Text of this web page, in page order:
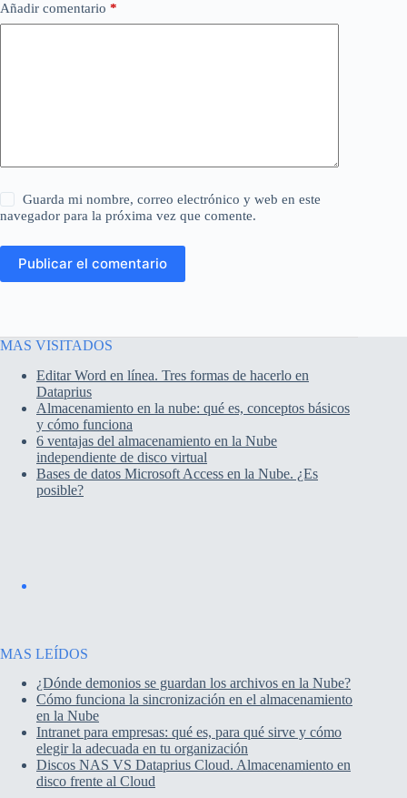
Añadir comentario *
Guarda mi nombre, correo electrónico y web en este
navegador para la próxima vez que comente.
Publicar el comentario
MAS VISITADOS
Editar Word en línea. Tres formas de hacerlo en
Dataprius
Almacenamiento en la nube: qué es, conceptos básicos
y cómo funciona
6 ventajas del almacenamiento en la Nube
independiente de disco virtual
Bases de datos Microsoft Access en la Nube. ¿Es
posible?
MAS LEÍDOS
¿Dónde demonios se guardan los archivos en la Nube?
Cómo funciona la sincronización en el almacenamiento
en la Nube
Intranet para empresas: qué es, para qué sirve y cómo
elegir la adecuada en tu organización
Discos NAS VS Dataprius Cloud. Almacenamiento en
disco frente al Cloud